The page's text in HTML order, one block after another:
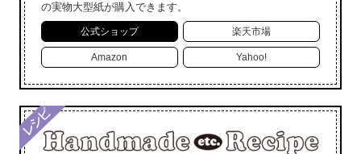
の実物大型紙が購入できます。
公式ショップ 楽天市場
Amazon Yahoo!